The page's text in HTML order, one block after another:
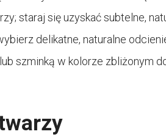
staraj się uzyskać subtelne,
delikatne, naturalne
szminką w kolorze zbliżonym